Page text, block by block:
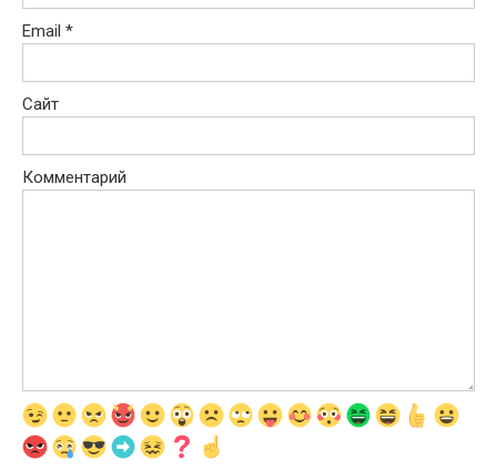
Email *
Сайт
Комментарий